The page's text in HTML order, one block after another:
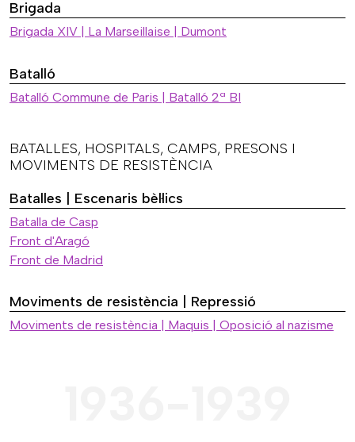
Brigada
Brigada XIV | La Marseillaise | Dumont
Batalló
Batalló Commune de Paris | Batalló 2ª BI
BATALLES, HOSPITALS, CAMPS, PRESONS I
MOVIMENTS DE RESISTÈNCIA
Batalles | Escenaris bèl·lics
Batalla de Casp
Front d'Aragó
Front de Madrid
Moviments de resistència | Repressió
Moviments de resistència | Maquis | Oposició al nazisme